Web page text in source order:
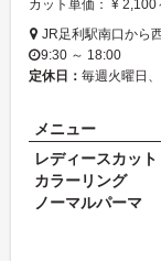
カット単価： ¥ 2,100
JR足利駅南口から
9:30 ～ 18:00
定休日： 毎週火曜日
メニュー
レディースカット
カラーリング
ノーマルパーマ